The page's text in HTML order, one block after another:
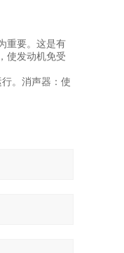
重要。这是有
使发动机免受
。消声器：使